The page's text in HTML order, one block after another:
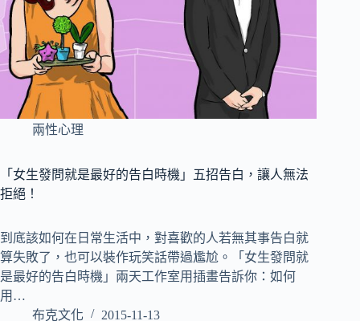
兩性心理
「女生發問就是最好的告白時機」五招告白，讓人無法
拒絕！
到底該如何在日常生活中，對喜歡的人若無其事告白就
算失敗了，也可以裝作玩笑話帶過尷尬。「女生發問就
是最好的告白時機」兩天工作室用插畫告訴你：如何
用…
布克文化
2015-11-13